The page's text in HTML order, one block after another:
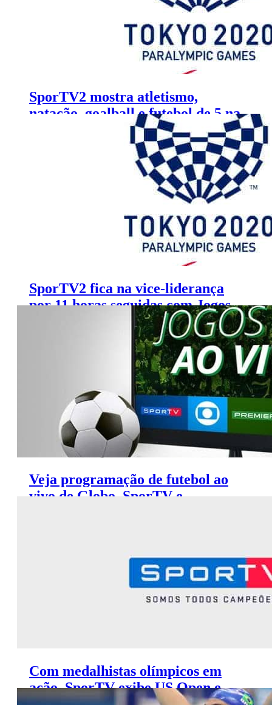
SporTV2 mostra atletismo,
natação, goalball e futebol de 5 na
segunda semana da Paralímpiada
SporTV2 fica na vice-liderança
por 11 horas seguidas com Jogos
Veja programação de futebol ao
vivo de Globo, SporTV e
Com medalhistas olímpicos em
ação, SporTV exibe US Open e